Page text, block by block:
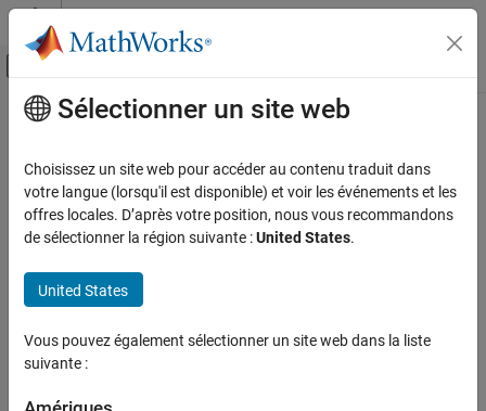
Passer au contenu
Activer/désactiver l'affichage du menu
Accueil de la documentation
Aerospace Toolbox
Satellite Mission Analysis
ON THIS PAGE
Description
Input Arguments
Contenu principal
showAll
Show all graphics in viewer
collapse all in page
showAll(viewer)
showAll(
Sélectionner un site web
Choisissez un site web pour accéder au contenu traduit dans
votre langue (lorsqu'il est disponible) et voir les événements et les
offres locales. D’après votre position, nous vous recommandons
de sélectionner la région suivante :United States.
United States
Vous pouvez également sélectionner un site web dans la liste
suivante :